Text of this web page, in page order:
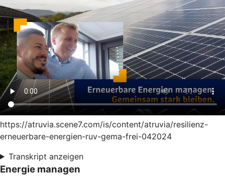
https://atruvia.scene7.com/is/content/atruvia/resilienz-
erneuerbare-energien-ruv-gema-frei-042024
Transkript anzeigen
Energie managen